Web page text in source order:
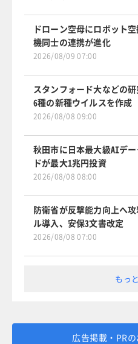
ドローン空母にロボット
機同士の連携が進化
2026/08/09 07:00
スタンフォード大などの
6種の新種ウイルスを作成
2026/08/08 09:00
秋田市に日本最大級AIデー
ドが最大1兆円投資
2026/08/08 08:00
防衛省が反撃能力向上へ
ル導入、安保3文書改定
2026/08/08 07:00
もっ
広告掲載・PR